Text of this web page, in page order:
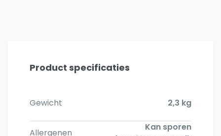
Product specificaties
Gewicht 2,3 kg
Allergenen
Kan sporen